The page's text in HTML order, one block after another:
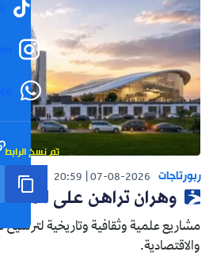
تم نسخ الرابط
ربورتاجات 07-08-2026
20:59
وهران تراهن على
مشاريع علمية وثقافية وتاريخية لترسيخ
والاقتصادية.